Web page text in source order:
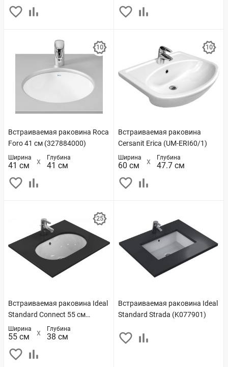
Встраиваемая раковина Roca
Foro 41 см (327884000)
Ширина
41 см
Глубина
41 см
Встраиваемая раковина
Cersanit Erica (UM-ERI60/1)
Ширина
60 см
Глубина
47.7 см
Встраиваемая раковина Ideal
Standard Connect 55 см
(E504801)
Ширина
55 см
Глубина
38 см
Встраиваемая раковина Ideal
Standard Strada (K077901)